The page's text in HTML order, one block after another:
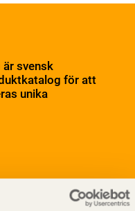
svensk
för att
unika